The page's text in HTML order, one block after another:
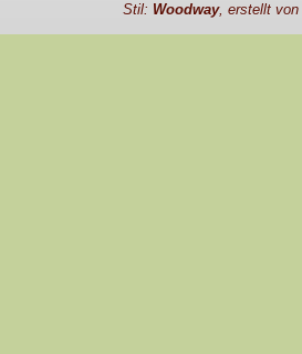
Stil: Woodway, erstellt von